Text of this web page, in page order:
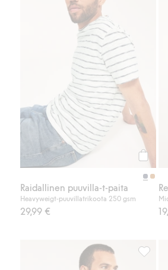
Osta
Raidallinen puuvilla-t-paita
Heavyweigt-puuvillatrikoota 250 gsm
29,99 €